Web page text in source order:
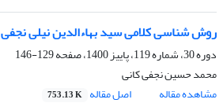
روش شناسی کلامی سید بهاءالدین نیلی نجفی
دوره 30، شماره 119، پاییز 1400، صفحه
129-146
محمد حسین نجفی کانی
مشاهده مقاله
اصل مقاله 753.13 K